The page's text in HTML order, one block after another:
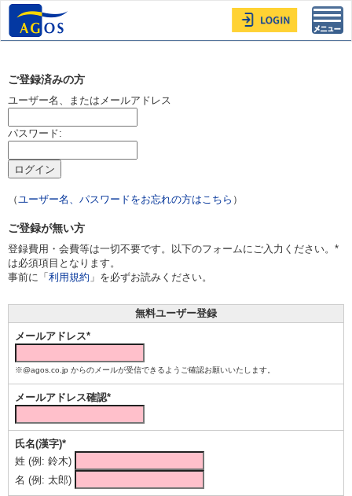
ご登録済みの方
ユーザー名、またはメールアドレス
パスワード:
（ユーザー名、パスワードをお忘れの方はこちら ）
ご登録が無い方
登録費用・会費等は一切不要です。以下のフォームにご入力ください。*
は必須項目となります。
事前に「 利用規約 」を必ずお読みください。
無料ユーザー登録
メールアドレス*
※@agos.co.jp からのメールが受信できるようご確認お願いいたします。
メールアドレス確認*
氏名(漢字)*
姓 (例: 鈴木)
名 (例: 太郎)